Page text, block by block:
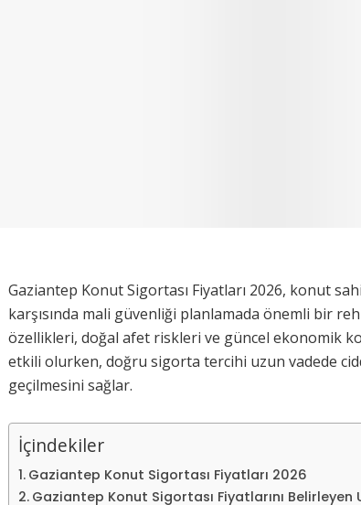
Gaziantep Konut Sigortası Fiyatları 2026, konut
karşısında mali güvenliği planlamada önemli bir
özellikleri, doğal afet riskleri ve güncel ekonomik
etkili olurken, doğru sigorta tercihi uzun vadede
geçilmesini sağlar.
İçindekiler
Gaziantep Konut Sigortası Fiyatları 2026
Gaziantep Konut Sigortası Fiyatlarını Belirleyen